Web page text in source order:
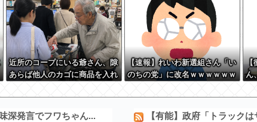
接官「どういう風に考えました
か？」 俺「知ってました」→
この後『こう』なったんだがマ
ジで納得いかない！！！！！
近所のコープにいる爺さん、隙
あらば他人のカゴに商品を入れ
【速報】れいわ新選組さん「い
のちの党」に改名ｗｗｗｗｗｗ
【
ん
←
よ
深発言でフワちゃん...
【有能】政府「トラック